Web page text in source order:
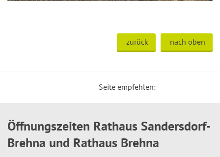
zurück nach oben
Seite empfehlen:
Öffnungszeiten Rathaus Sandersdorf-
Brehna und Rathaus Brehna